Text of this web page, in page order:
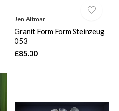
Jen Altman
Granit Form Form Steinzeug
053
£85.00